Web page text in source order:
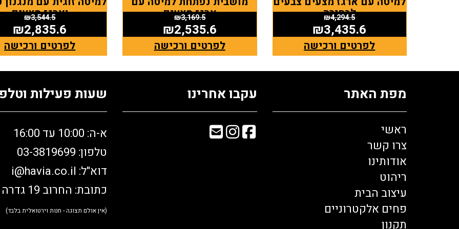
לבחירה
₪4,294.5
₪3,435.6
לפרטים ורכישה
ארגז מצעים
₪3,169.5
₪2,535.6
לפרטים ורכישה
וארגז מצעים
₪3,544.5
₪2,835.6
לפרטים ורכישה
מפת האתר
ראשי
צרו קשר
אודותינו
ריהוט
עיצוב הבית
פחים אלקטרוניים
תקנון
עקבו אחרינו שעות פעילות
א-ה: 10:00 עד 16:00
טלפון: 03-3819699
דוא"ל: i@havia.co.il
כתובת: החרוב 19 גדרה
(אין אולם תצוגה - חנות וירטואלית בלבד)